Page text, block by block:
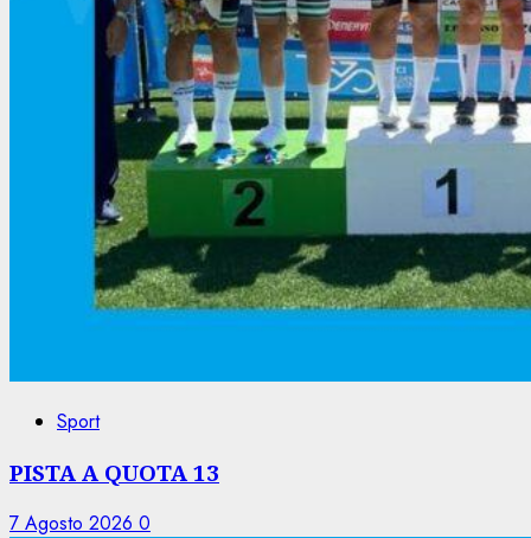
Sport
PISTA A QUOTA 13
7 Agosto 2026 0